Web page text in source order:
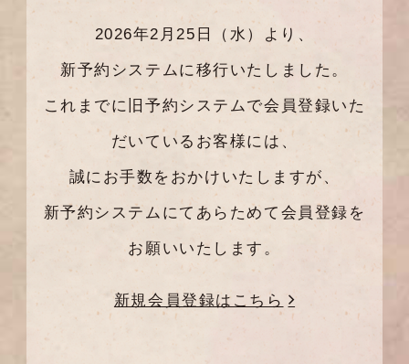
2026年2月25日（水）より、
新予約システムに移行いたしました。
これまでに旧予約システムで会員登録いた
だいているお客様には、
誠にお手数をおかけいたしますが、
新予約システムにてあらためて会員登録を
お願いいたします。
新規会員登録はこちら